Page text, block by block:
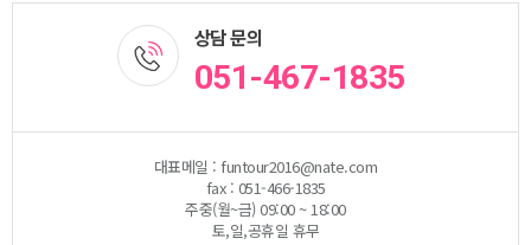
상담 문의
051-467-1835
대표메일 : funtour2016@nate.com
fax : 051-466-1835
주중(월~금) 09:00 ~ 18:00
토,일,공휴일 휴무